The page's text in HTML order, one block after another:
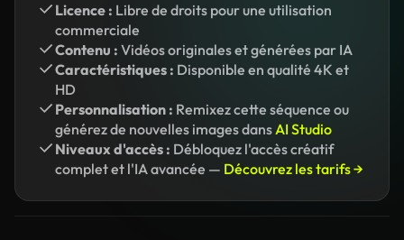
Licence : Libre de droits pour une utilisation
commerciale
Contenu : Vidéos originales et générées par IA
Caractéristiques : Disponible en qualité 4K et
HD
Personnalisation : Remixez cette séquence ou
générez de nouvelles images dansAI Studio
Niveaux d'accès : Débloquez l'accès créatif
complet et l'IA avancée — Découvrez les tarifs →